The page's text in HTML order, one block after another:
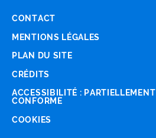
CONTACT
MENTIONS LÉGALES
PLAN DU SITE
CRÉDITS
ACCESSIBILITÉ : PARTIELLEMENT
CONFORME
COOKIES